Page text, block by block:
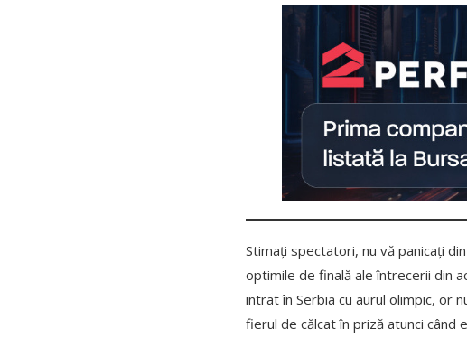
Stimați spectatori, nu vă panicați
optimile de finală ale întrecerii din
intrat în Serbia cu aurul olimpic, or
fierul de călcat în priză atunci când